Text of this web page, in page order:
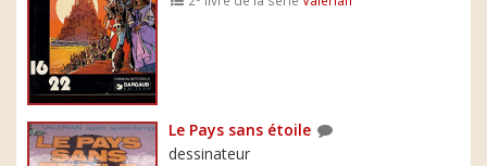
Le Pays sans étoile
dessinateur